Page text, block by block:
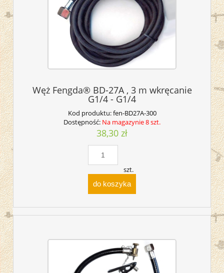
Węż Fengda® BD-27A , 3 m wkręcanie
G1/4 - G1/4
Kod produktu:fen-BD27A-300
Dostępność: Na magazynie 8 szt.
38,30 zł
szt.
do koszyka